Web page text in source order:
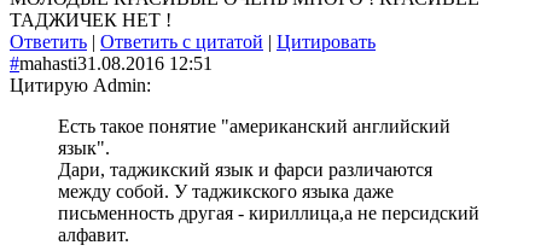
ТАДЖИЧЕК НЕТ !
Ответить | Ответить с цитатой | Цитировать
#mahasti31.08.2016 12:51
Цитирую Admin:
Есть такое понятие "американский английский
язык".
Дари, таджикский язык и фарси различаются
между собой. У таджикского языка даже
письменность другая - кириллица,а не персидский
алфавит.